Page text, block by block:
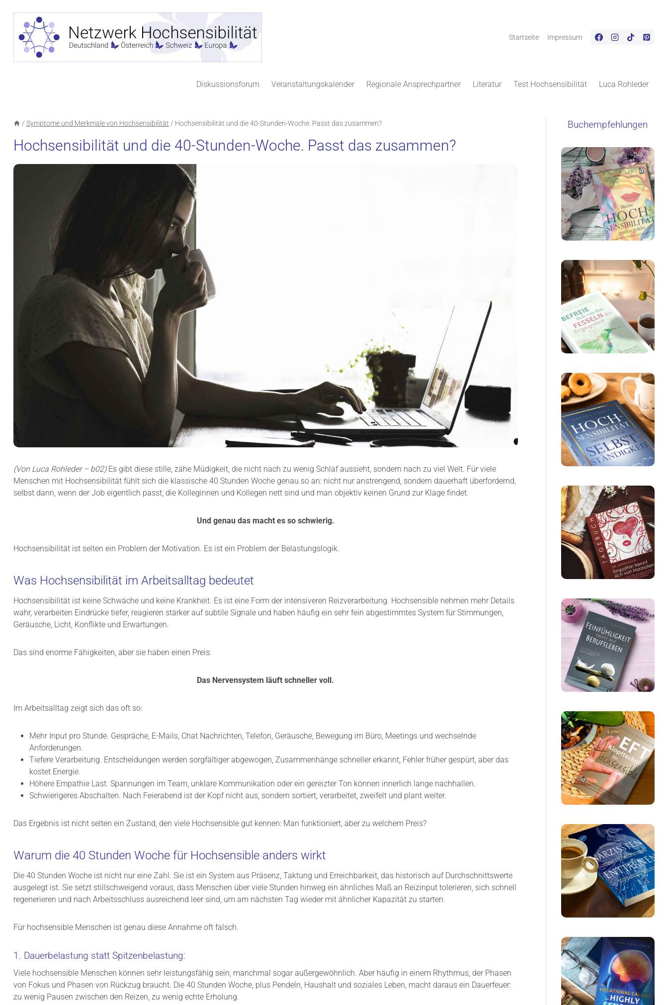
springen
Startseite Impressum
Diskussionsforum Veranstaltungskalender Regionale Ansprechpartner Literatur Test Hochsensibilität Luca Rohleder
/ Symptome und Merkmale von Hochsensibilität / Hochsensibilität und die 40-Stunden-Woche. Passt das zusammen?
Hochsensibilität und die 40-Stunden-Woche. Passt das zusammen?
(Von Luca Rohleder – b02)Es gibt diese stille, zähe Müdigkeit, die nicht nach zu wenig Schlaf aussieht, sondern nach zu viel Welt. Für viele
Menschen mit Hochsensibilität fühlt sich die klassische 40 Stunden Woche genau so an: nicht nur anstrengend, sondern dauerhaft überfordernd,
selbst dann, wenn der Job eigentlich passt, die Kolleginnen und Kollegen nett sind und man objektiv keinen Grund zur Klage findet.
Und genau das macht es so schwierig.
Hochsensibilität ist selten ein Problem der Motivation. Es ist ein Problem der Belastungslogik.
Was Hochsensibilität im Arbeitsalltag bedeutet
Hochsensibilität ist keine Schwäche und keine Krankheit. Es ist eine Form der intensiveren Reizverarbeitung. Hochsensible nehmen mehr Details
wahr, verarbeiten Eindrücke tiefer, reagieren stärker auf subtile Signale und haben häufig ein sehr fein abgestimmtes System für Stimmungen,
Geräusche, Licht, Konflikte und Erwartungen.
Das sind enorme Fähigkeiten, aber sie haben einen Preis:
Das Nervensystem läuft schneller voll.
Im Arbeitsalltag zeigt sich das oft so:
Mehr Input pro Stunde. Gespräche, E-Mails, Chat Nachrichten, Telefon, Geräusche, Bewegung im Büro, Meetings und wechselnde
Anforderungen.
Tiefere Verarbeitung. Entscheidungen werden sorgfältiger abgewogen, Zusammenhänge schneller erkannt, Fehler früher gespürt, aber das
kostet Energie.
Höhere Empathie Last. Spannungen im Team, unklare Kommunikation oder ein gereizter Ton können innerlich lange nachhallen.
Schwierigeres Abschalten. Nach Feierabend ist der Kopf nicht aus, sondern sortiert, verarbeitet, zweifelt und plant weiter.
Das Ergebnis ist nicht selten ein Zustand, den viele Hochsensible gut kennen: Man funktioniert, aber zu welchem Preis?
Warum die 40 Stunden Woche für Hochsensible anders wirkt
Die 40 Stunden Woche ist nicht nur eine Zahl. Sie ist ein System aus Präsenz, Taktung und Erreichbarkeit, das historisch auf Durchschnittswerte
ausgelegt ist. Sie setzt stillschweigend voraus, dass Menschen über viele Stunden hinweg ein ähnliches Maß an Reizinput tolerieren, sich schnell
regenerieren und nach Arbeitsschluss ausreichend leer sind, um am nächsten Tag wieder mit ähnlicher Kapazität zu starten.
Für hochsensible Menschen ist genau diese Annahme oft falsch.
1. Dauerbelastung statt Spitzenbelastung:
Viele hochsensible Menschen können sehr leistungsfähig sein, manchmal sogar außergewöhnlich. Aber häufig in einem Rhythmus, der Phasen
von Fokus und Phasen von Rückzug braucht. Die 40 Stunden Woche, plus Pendeln, Haushalt und soziales Leben, macht daraus ein Dauerfeuer:
zu wenig Pausen zwischen den Reizen, zu wenig echte Erholung.
Buchempfehlungen